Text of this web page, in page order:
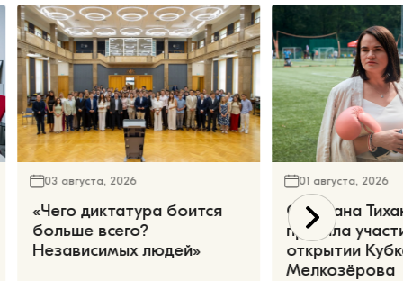
03 августа, 2026
«Чего диктатура боится
больше всего?
Независимых людей»
01 августа, 2026
Светлана
приняла
открытии
Мелкозёрова